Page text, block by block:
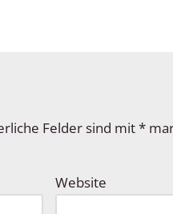
Felder sind mit*
Website